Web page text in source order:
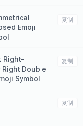
Emoji
复制
Right-
Double
Symbol
复制
复制